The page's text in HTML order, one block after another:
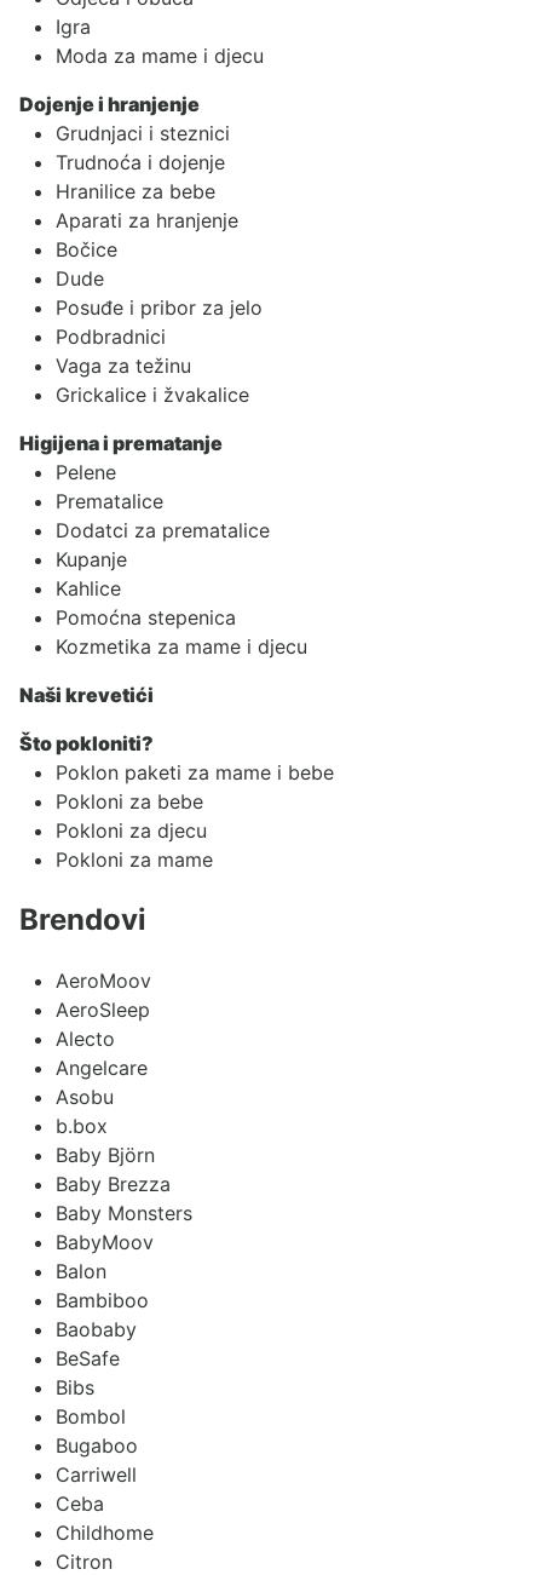
Igra
Moda za mame i djecu
Dojenje i hranjenje
Grudnjaci i steznici
Trudnoća i dojenje
Hranilice za bebe
Aparati za hranjenje
Bočice
Dude
Posuđe i pribor za jelo
Podbradnici
Vaga za težinu
Grickalice i žvakalice
Higijena i prematanje
Pelene
Prematalice
Dodatci za prematalice
Kupanje
Kahlice
Pomoćna stepenica
Kozmetika za mame i djecu
Naši krevetići
Što pokloniti?
Poklon paketi za mame i bebe
Pokloni za bebe
Pokloni za djecu
Pokloni za mame
Brendovi
AeroMoov
AeroSleep
Alecto
Angelcare
Asobu
b.box
Baby Björn
Baby Brezza
Baby Monsters
BabyMoov
Balon
Bambiboo
Baobaby
BeSafe
Bibs
Bombol
Bugaboo
Carriwell
Ceba
Childhome
Citron